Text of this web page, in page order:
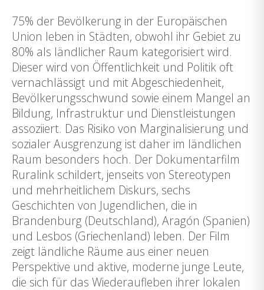
75% der Bevölkerung in der Europäischen
Union leben in Städten, obwohl ihr Gebiet zu
80% als ländlicher Raum kategorisiert wird.
Dieser wird von Öffentlichkeit und Politik oft
vernachlässigt und mit Abgeschiedenheit,
Bevölkerungsschwund sowie einem Mangel an
Bildung, Infrastruktur und Dienstleistungen
assoziiert. Das Risiko von Marginalisierung und
sozialer Ausgrenzung ist daher im ländlichen
Raum besonders hoch. Der Dokumentarfilm
Ruralink schildert, jenseits von Stereotypen
und mehrheitlichem Diskurs, sechs
Geschichten von Jugendlichen, die in
Brandenburg (Deutschland), Aragón (Spanien)
und Lesbos (Griechenland) leben. Der Film
zeigt ländliche Räume aus einer neuen
Perspektive und aktive, moderne junge Leute,
die sich für das Wiederaufleben ihrer lokalen